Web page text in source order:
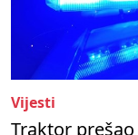
Vijesti
Traktor